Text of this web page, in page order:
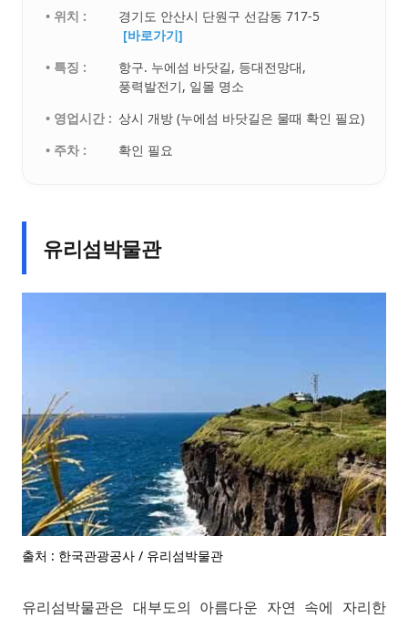
• 위치 :
경기도 안산시 단원구 선감동 717-5
[바로가기]
• 특징 :
항구. 누에섬 바닷길, 등대전망대,
풍력발전기, 일몰 명소
• 영업시간 : 상시 개방 (누에섬 바닷길은 물때 확인 필요)
• 주차 :
확인 필요
유리섬박물관
출처 : 한국관광공사 / 유리섬박물관
유리섬박물관은 대부도의 아름다운 자연 속에 자리한